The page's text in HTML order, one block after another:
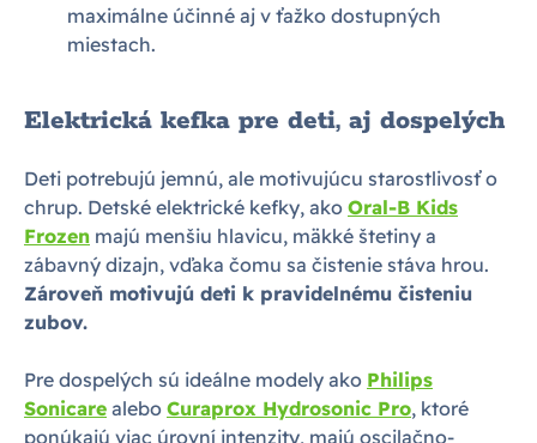
maximálne účinné aj v ťažko dostupných
miestach.
Elektrická kefka pre deti, aj dospelých
Deti potrebujú jemnú, ale motivujúcu starostlivosť o
chrup. Detské elektrické kefky, ako Oral-B Kids
Frozen majú menšiu hlavicu, mäkké štetiny a
zábavný dizajn, vďaka čomu sa čistenie stáva hrou.
Zároveň motivujú deti k pravidelnému čisteniu
zubov.
Pre dospelých sú ideálne modely ako Philips
Sonicare alebo Curaprox Hydrosonic Pro, ktoré
ponúkajú viac úrovní intenzity, majú oscilačno-